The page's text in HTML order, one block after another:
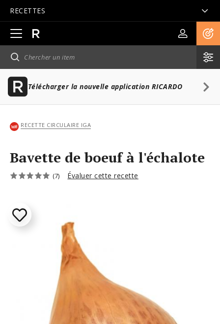
RECETTES
Ouvrir
la
navigation
principale
Télécharger la nouvelle application RICARDO
RECETTE CIRCULAIRE IGA
Bavette de boeuf à l'échalote
(7) Évaluer cette recette